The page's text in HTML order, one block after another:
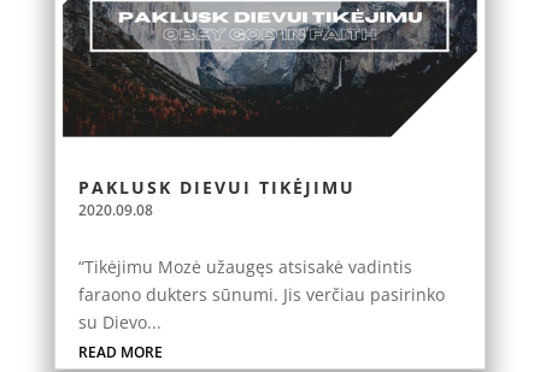
PAKLUSK DIEVUI TIKĖJIMU
2020.09.08
“Tikėjimu Mozė užaugęs atsisakė vadintis
faraono dukters sūnumi. Jis verčiau pasirinko
su Dievo...
READ MORE